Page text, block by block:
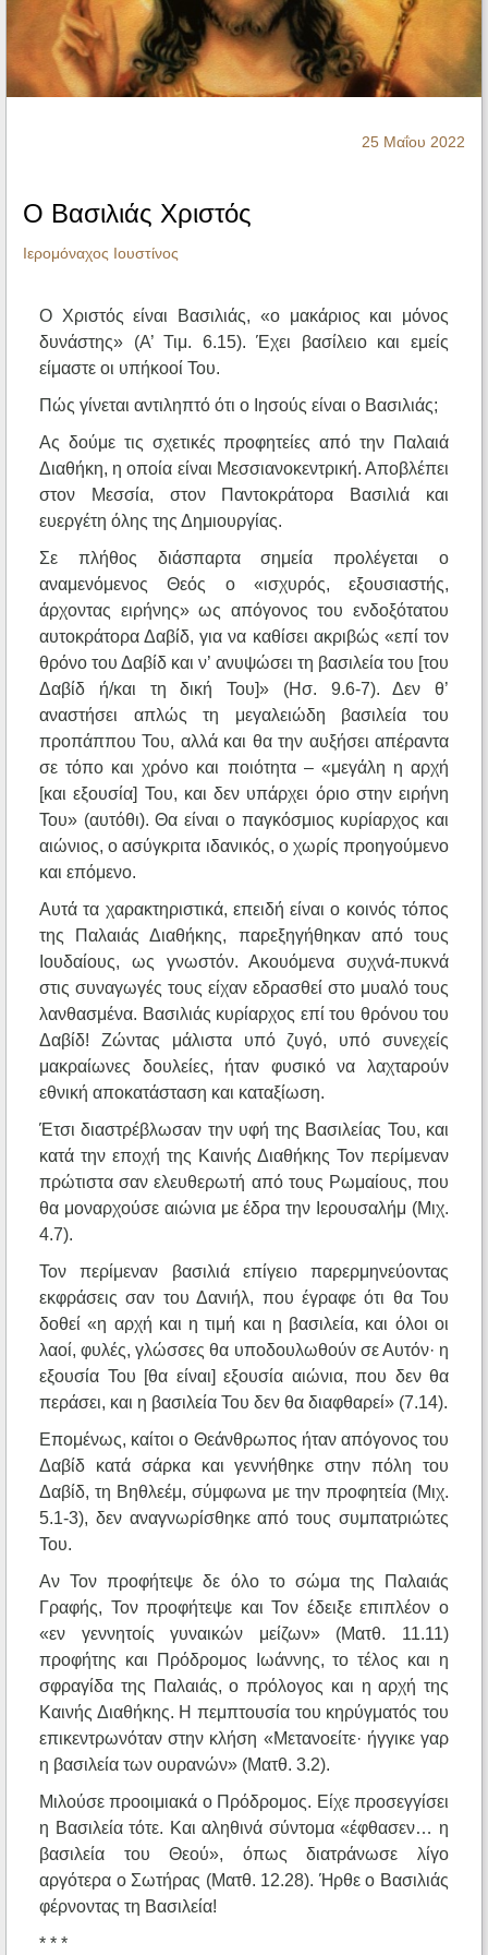
Ηχητικά
25 Μαΐου 2022
Ο Βασιλιάς Χριστός
Ιερομόναχος Ιουστίνος
Ο Χριστός είναι Βασιλιάς, «ο μακάριος και μόνος
δυνάστης» (Α’ Τιμ. 6.15). Έχει βασίλειο και εμείς
είμαστε οι υπήκοοί Του.
Πώς γίνεται αντιληπτό ότι ο Ιησούς είναι ο Βασιλιάς;
Ας δούμε τις σχετικές προφητείες από την Παλαιά
Διαθήκη, η οποία είναι Μεσσιανοκεντρική. Αποβλέπει
στον Μεσσία, στον Παντοκράτορα Βασιλιά και
ευεργέτη όλης της Δημιουργίας.
Σε πλήθος διάσπαρτα σημεία προλέγεται ο
αναμενόμενος Θεός ο «ισχυρός, εξουσιαστής,
άρχοντας ειρήνης» ως απόγονος του ενδοξότατου
αυτοκράτορα Δαβίδ, για να καθίσει ακριβώς «επί τον
θρόνο του Δαβίδ και ν’ ανυψώσει τη βασιλεία του [του
Δαβίδ ή/και τη δική Του]» (Ησ. 9.6-7). Δεν θ’
αναστήσει απλώς τη μεγαλειώδη βασιλεία του
προπάππου Του, αλλά και θα την αυξήσει απέραντα
σε τόπο και χρόνο και ποιότητα – «μεγάλη η αρχή
[και εξουσία] Του, και δεν υπάρχει όριο στην ειρήνη
Του» (αυτόθι). Θα είναι ο παγκόσμιος κυρίαρχος και
αιώνιος, ο ασύγκριτα ιδανικός, ο χωρίς προηγούμενο
και επόμενο.
Αυτά τα χαρακτηριστικά, επειδή είναι ο κοινός τόπος
της Παλαιάς Διαθήκης, παρεξηγήθηκαν από τους
Ιουδαίους, ως γνωστόν. Ακουόμενα συχνά-πυκνά
στις συναγωγές τους είχαν εδρασθεί στο μυαλό τους
λανθασμένα. Βασιλιάς κυρίαρχος επί του θρόνου του
Δαβίδ! Ζώντας μάλιστα υπό ζυγό, υπό συνεχείς
μακραίωνες δουλείες, ήταν φυσικό να λαχταρούν
εθνική αποκατάσταση και καταξίωση.
Έτσι διαστρέβλωσαν την υφή της Βασιλείας Του, και
κατά την εποχή της Καινής Διαθήκης Τον περίμεναν
πρώτιστα σαν ελευθερωτή από τους Ρωμαίους, που
θα μοναρχούσε αιώνια με έδρα την Ιερουσαλήμ (Μιχ.
4.7).
Τον περίμεναν βασιλιά επίγειο παρερμηνεύοντας
εκφράσεις σαν του Δανιήλ, που έγραφε ότι θα Του
δοθεί «η αρχή και η τιμή και η βασιλεία, και όλοι οι
λαοί, φυλές, γλώσσες θα υποδουλωθούν σε Αυτόν· η
εξουσία Του [θα είναι] εξουσία αιώνια, που δεν θα
περάσει, και η βασιλεία Του δεν θα διαφθαρεί» (7.14).
Επομένως, καίτοι ο Θεάνθρωπος ήταν απόγονος του
Δαβίδ κατά σάρκα και γεννήθηκε στην πόλη του
Δαβίδ, τη Βηθλεέμ, σύμφωνα με την προφητεία (Μιχ.
5.1-3), δεν αναγνωρίσθηκε από τους συμπατριώτες
Του.
Αν Τον προφήτεψε δε όλο το σώμα της Παλαιάς
Γραφής, Τον προφήτεψε και Τον έδειξε επιπλέον ο
«εν γεννητοίς γυναικών μείζων» (Ματθ. 11.11)
προφήτης και Πρόδρομος Ιωάννης, το τέλος και η
σφραγίδα της Παλαιάς, ο πρόλογος και η αρχή της
Καινής Διαθήκης. Η πεμπτουσία του κηρύγματός του
επικεντρωνόταν στην κλήση «Μετανοείτε· ήγγικε γαρ
η βασιλεία των ουρανών» (Ματθ. 3.2).
Μιλούσε προοιμιακά ο Πρόδρομος. Είχε προσεγγίσει
η Βασιλεία τότε. Και αληθινά σύντομα «έφθασεν… η
βασιλεία του Θεού», όπως διατράνωσε λίγο
αργότερα ο Σωτήρας (Ματθ. 12.28). Ήρθε ο Βασιλιάς
φέρνοντας τη Βασιλεία!
* * *